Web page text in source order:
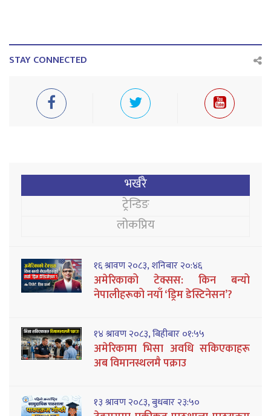
STAY CONNECTED
भर्खरै
ट्रेन्डिङ
लोकप्रिय
१६ श्रावण २०८३, शनिबार २०:४६
अमेरिकाको टेक्सस: किन बन्यो
नेपालीहरूको नयाँ ‘ड्रिम डेस्टिनेसन’?
१४ श्रावण २०८३, बिहीबार ०१:५५
अमेरिकामा भिसा अवधि सकिएकाहरू
अब विमानस्थलमै पक्राउ
१३ श्रावण २०८३, बुधबार २३:५०